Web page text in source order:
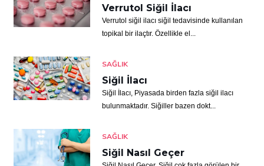
Verrutol Siğil İlacı
Verrutol siğil ilacı siğil tedavisinde kullanılan
topikal bir ilaçtır. Özellikle el...
SAĞLIK
Siğil İlacı
Siğil İlacı, Piyasada birden fazla siğil ilacı
bulunmaktadır. Siğiller bazen dokt...
SAĞLIK
Siğil Nasıl Geçer